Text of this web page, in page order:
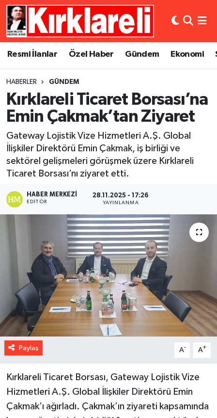
Resmi İlanlar Özel Haber Gündem Ekonomi
HABERLER GÜNDEM
Kırklareli Ticaret Borsası’na
Emin Çakmak’tan Ziyaret
Gateway Lojistik Vize Hizmetleri A.Ş. Global
İlişkiler Direktörü Emin Çakmak, iş birliği ve
sektörel gelişmeleri görüşmek üzere Kırklareli
Ticaret Borsası’nı ziyaret etti.
HABER MERKEZI
EDITÖR
28.11.2025 - 17:26
YAYINLANMA
Paylaş A- A+
Kırklareli Ticaret Borsası, Gateway Lojistik Vize
Hizmetleri A.Ş. Global İlişkiler Direktörü Emin
Çakmak’ı ağırladı. Çakmak’ın ziyareti kapsamında
Resmi İlanlar
Gündem
Ekonomi
Siyaset
Spor
Asayiş
Dünya
Eğitim
Kültür Sanat
Magazin
Künye
Gizlilik Sözleşmesi
Merkez Nöbetçi Eczaneler
Merkez Trafik Yoğunluk Haritası
Süper Lig Puan Durumu ve Fikstür
Tüm Manşetler
Son Dakika Haberleri